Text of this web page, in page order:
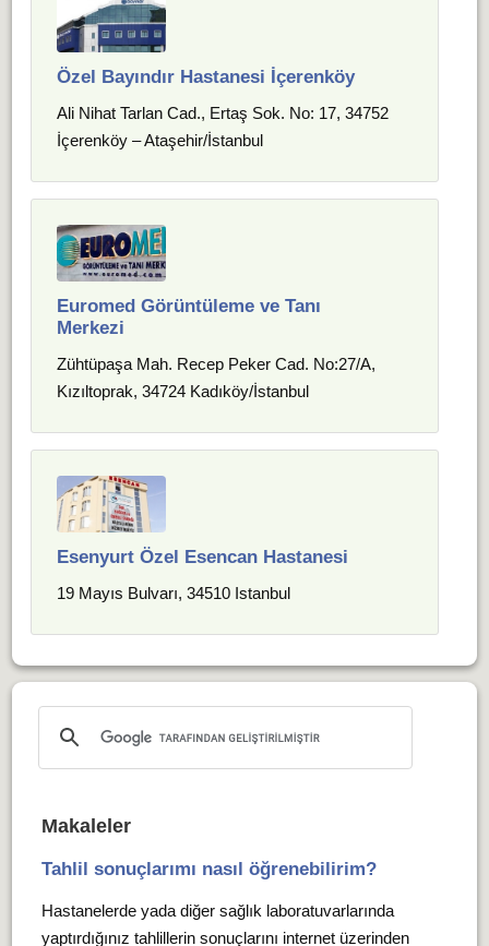
Özel Bayındır Hastanesi İçerenköy
Ali Nihat Tarlan Cad., Ertaş Sok. No: 17, 34752
İçerenköy – Ataşehir/İstanbul
Euromed Görüntüleme ve Tanı
Merkezi
Zühtüpaşa Mah. Recep Peker Cad. No:27/A,
Kızıltoprak, 34724 Kadıköy/İstanbul
Esenyurt Özel Esencan Hastanesi
19 Mayıs Bulvarı, 34510 Istanbul
Makaleler
Tahlil sonuçlarımı nasıl öğrenebilirim?
Hastanelerde yada diğer sağlık laboratuvarlarında
yaptırdığınız tahlillerin sonuçlarını internet üzerinden